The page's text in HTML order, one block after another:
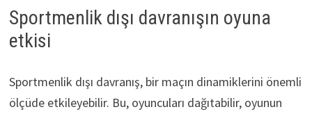
Sportmenlik dışı davranışın oyuna
etkisi
Sportmenlik dışı davranış, bir maçın dinamiklerini önemli
ölçüde etkileyebilir. Bu, oyuncuları dağıtabilir, oyunun